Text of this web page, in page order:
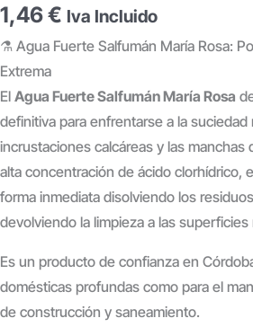
1,46€ Iva Incluido
⚗️ Agua Fuerte Salfumán María Rosa:
Extrema
El Agua Fuerte Salfumán María Rosa
definitiva para enfrentarse a la suciedad
incrustaciones calcáreas y las manchas
alta concentración de ácido clorhídrico,
forma inmediata disolviendo los
devolviendo la limpieza a las superficies
Es un producto de confianza en
domésticas profundas como para el
de construcción y saneamiento.